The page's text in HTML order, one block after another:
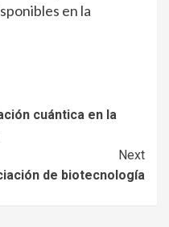
en la
cuántica en la
Next
de biotecnología